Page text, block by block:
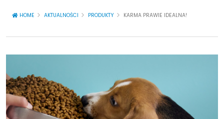
HOME AKTUALNOŚCI PRODUKTY KARMA PRAWIE IDEALNA!